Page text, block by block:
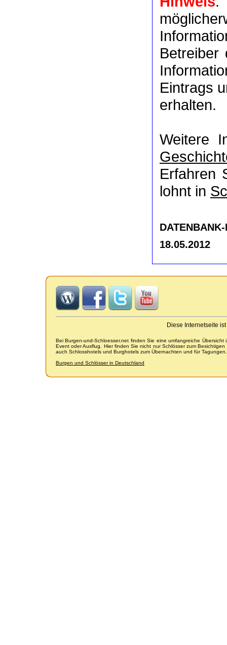
Eintrags
erhalten.
Weitere
Erfahren
lohnt in
18.05.2012
Diese Internetseite
Bei Burgen-und-Schloesser.net finden Sie eine umfangreiche
Event oder Ausflug. Hier finden Sie nicht nur Schlösser zum
auch Schlosshotels und Burghotels zum Übernachten und für Tagungen.
Burgen und Schlösser in Deutschland